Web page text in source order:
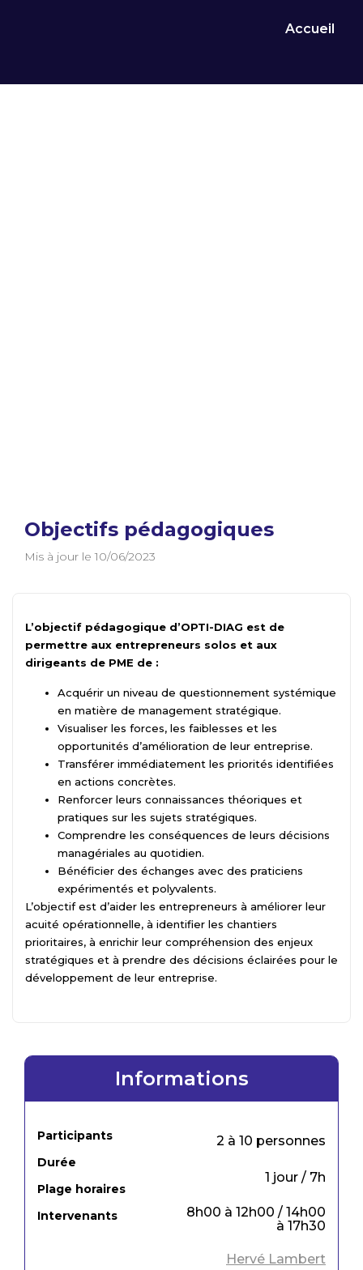
Accueil
Objectifs pédagogiques
Mis à jour le 10/06/2023
L’objectif pédagogique d’OPTI-DIAG est de
permettre aux entrepreneurs solos et aux
dirigeants de PME de :
Acquérir un niveau de questionnement systémique
en matière de management stratégique.
Visualiser les forces, les faiblesses et les
opportunités d’amélioration de leur entreprise.
Transférer immédiatement les priorités identifiées
en actions concrètes.
Renforcer leurs connaissances théoriques et
pratiques sur les sujets stratégiques.
Comprendre les conséquences de leurs décisions
managériales au quotidien.
Bénéficier des échanges avec des praticiens
expérimentés et polyvalents.
L’objectif est d’aider les entrepreneurs à améliorer leur
acuité opérationnelle, à identifier les chantiers
prioritaires, à enrichir leur compréhension des enjeux
stratégiques et à prendre des décisions éclairées pour le
développement de leur entreprise.
Informations
Participants
Durée
Plage horaires
Intervenants
2 à 10 personnes
1 jour / 7h
8h00 à 12h00 / 14h00
à 17h30
Hervé Lambert